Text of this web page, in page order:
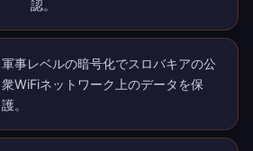
認。
軍事レベルの暗号化でスロバキアの公
衆WiFiネットワーク上のデータを保
護。